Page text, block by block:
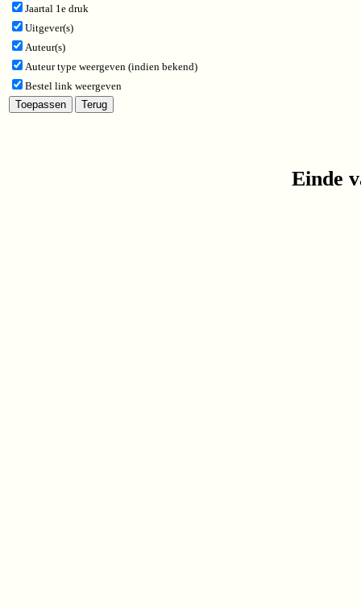
Jaartal 1e druk
Uitgever(s)
Auteur(s)
Auteur type weergeven (indien bekend)
Bestel link weergeven
Einde